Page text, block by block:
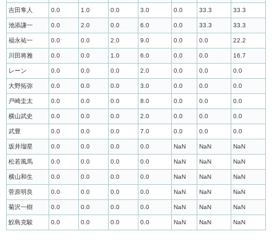
吉田隼人 0.0 1.0 0.0 3.0 0.0 33.3 33.3
池添謙一 0.0 2.0 0.0 6.0 0.0 33.3 33.3
福永祐一 0.0 0.0 2.0 9.0 0.0 0.0 22.2
川田将雅 0.0 0.0 1.0 6.0 0.0 0.0 16.7
レーン 0.0 0.0 0.0 2.0 0.0 0.0 0.0
大野拓弥 0.0 0.0 0.0 3.0 0.0 0.0 0.0
戸崎圭太 0.0 0.0 0.0 8.0 0.0 0.0 0.0
横山武史 0.0 0.0 0.0 2.0 0.0 0.0 0.0
武豊 0.0 0.0 0.0 7.0 0.0 0.0 0.0
坂井瑠星 0.0 0.0 0.0 0.0 NaN NaN NaN
松若風馬 0.0 0.0 0.0 0.0 NaN NaN NaN
横山和生 0.0 0.0 0.0 0.0 NaN NaN NaN
菅原明良 0.0 0.0 0.0 0.0 NaN NaN NaN
菊沢一樹 0.0 0.0 0.0 0.0 NaN NaN NaN
鮫島克駿 0.0 0.0 0.0 0.0 NaN NaN NaN